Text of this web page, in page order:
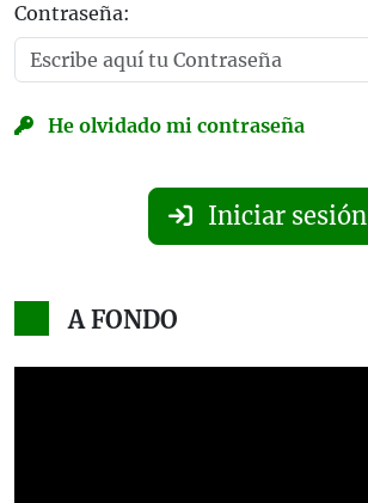
Contraseña:
He olvidado mi contraseña
Iniciar sesión
A FONDO